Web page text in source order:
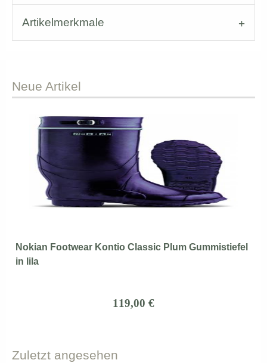
Artikelmerkmale
Neue Artikel
Nokian Footwear Kontio Classic Plum Gummistiefel
in lila
119,00 €
Zuletzt angesehen